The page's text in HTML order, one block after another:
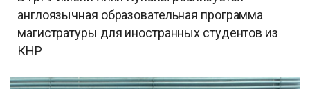
англоязычная образовательная программа
магистратуры для иностранных студентов из
КНР